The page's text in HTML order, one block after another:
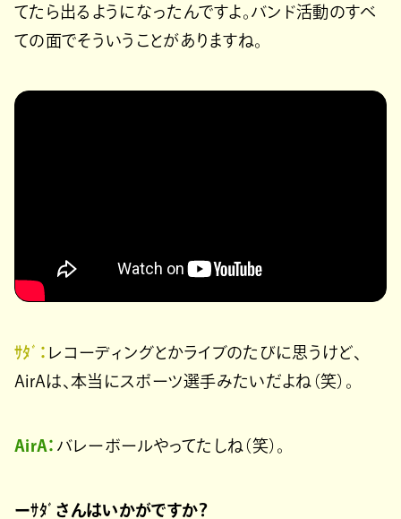
てたら出るようになったんですよ。バンド活動のすべ
ての面でそういうことがありますね。
ｻﾀﾞ： レコーディングとかライブのたびに思うけど、
AirAは、本当にスポーツ選手みたいだよね（笑）。
AirA： バレーボールやってたしね（笑）。
ーｻﾀﾞさんはいかがですか？